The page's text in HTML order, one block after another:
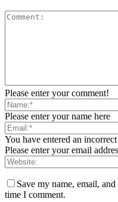
Please enter your comment!
Please enter your name here
You have entered an
Please enter your email
Save my name, email,
time I comment.